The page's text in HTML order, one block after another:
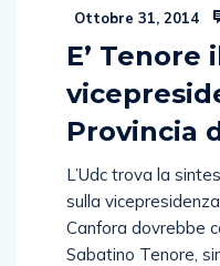
Ottobre 31, 2014
E’ Tenore
Provincia
L’Udc trova la
sulla
Canfora dovrebbe
Sabatino Tenore,